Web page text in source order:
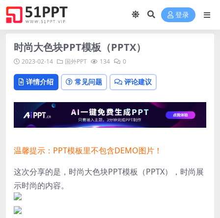
登录
时尚大色块PPT模板（PPTX）
2023-02-14 国外PPT 134 0
详情介绍 常见问题 评论建议
温馨提示：PPT模板里不包含DEMO图片！
这次分享的是，时尚大色块PPT模板（PPTX），时尚展
示时尚的内容。